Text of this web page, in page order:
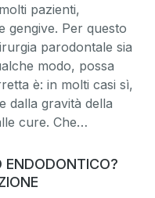
pazienti,
gengive. Per questo
parodontale sia
modo, possa
è: in molti casi sì,
dalla gravità della
cure. Che…
ENDODONTICO?